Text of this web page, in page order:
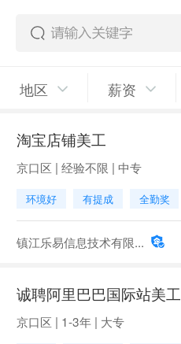
地区 薪资
淘宝店铺美工
京口区 | 经验不限 | 中专
环境好 有提成 全勤奖
镇江乐易信息技术有限...
诚聘阿里巴巴国际站美工
京口区 | 1-3年 | 大专